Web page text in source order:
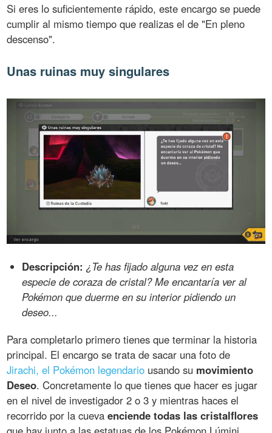
Si eres lo suficientemente rápido, este encargo se puede
cumplir al mismo tiempo que realizas el de "En pleno
descenso".
Unas ruinas muy singulares
Descripción: ¿Te has fijado alguna vez en esta
especie de coraza de cristal? Me encantaría ver al
Pokémon que duerme en su interior pidiendo un
deseo...
Para completarlo primero tienes que terminar la historia
principal. El encargo se trata de sacar una foto de
Jirachi, el Pokémon legendario usando su movimiento
Deseo. Concretamente lo que tienes que hacer es jugar
en el nivel de investigador 2 o 3 y mientras haces el
recorrido por la cuevaenciende todas las cristalflores